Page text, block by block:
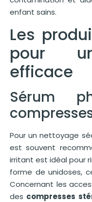
enfant sains.
Les
pour
efficace
Sérum
Pour un nettoyage
est souvent
irritant est idéal pour
forme de unidoses,
Concernant les
des compresses